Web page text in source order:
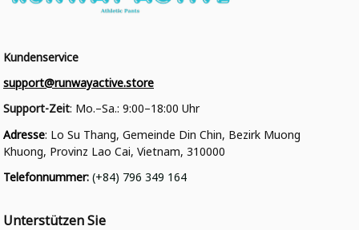
Kundenservice
support@runwayactive.store
Support-Zeit: Mo.–Sa.: 9:00–18:00 Uhr
Adresse: Lo Su Thang, Gemeinde Din Chin, Bezirk Muong
Khuong, Provinz Lao Cai, Vietnam, 310000
Telefonnummer: (+84) 796 349 164
Unterstützen Sie